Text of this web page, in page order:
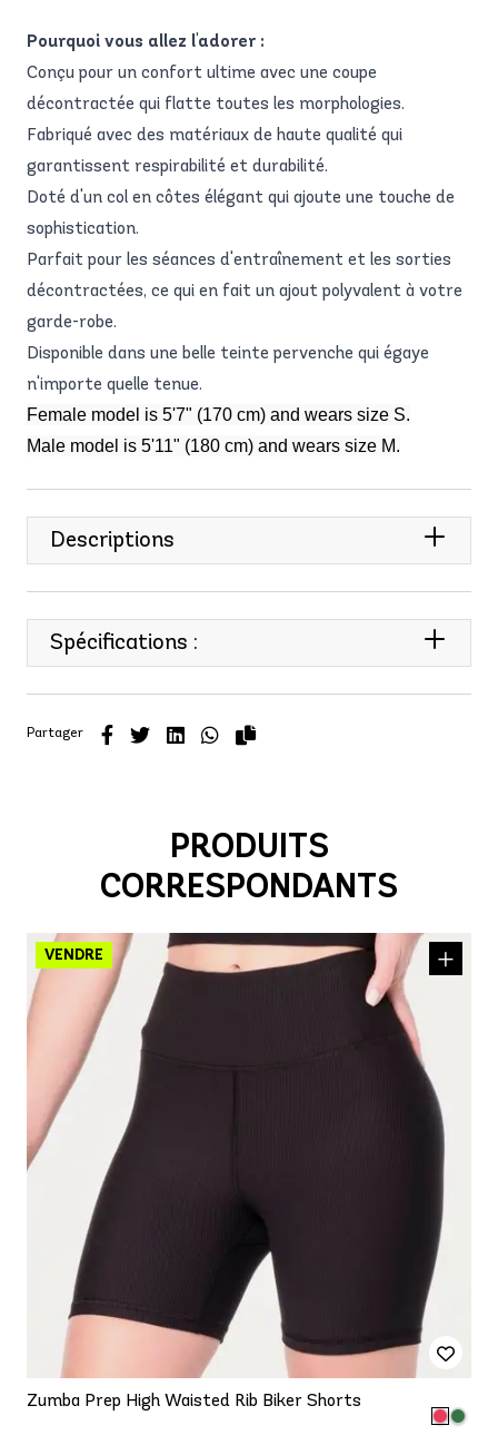
Pourquoi vous allez l'adorer :
Conçu pour un confort ultime avec une coupe
décontractée qui flatte toutes les morphologies.
Fabriqué avec des matériaux de haute qualité qui
garantissent respirabilité et durabilité.
Doté d'un col en côtes élégant qui ajoute une touche de
sophistication.
Parfait pour les séances d'entraînement et les sorties
décontractées, ce qui en fait un ajout polyvalent à votre
garde-robe.
Disponible dans une belle teinte pervenche qui égaye
n'importe quelle tenue.
Female model is 5'7" (170 cm) and wears size S.
Male model is 5'11" (180 cm) and wears size M.
Descriptions
Spécifications :
Partager
PRODUITS
CORRESPONDANTS
Zumba Prep High Waisted Rib Biker Shorts